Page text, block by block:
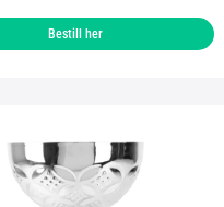
Bestill her